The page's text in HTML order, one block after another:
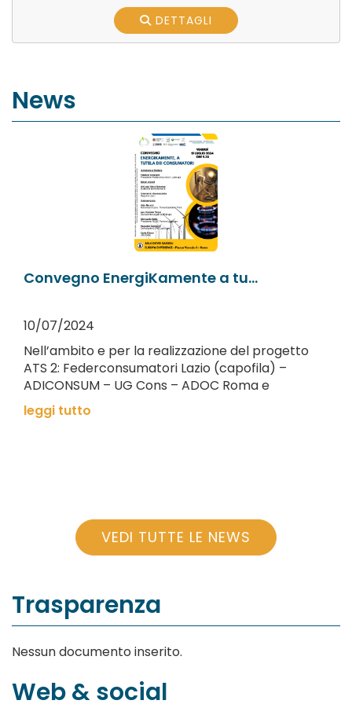
DETTAGLI
News
Convegno EnergiKamente a tu...
10/07/2024
Nell’ambito e per la realizzazione del progetto
ATS 2: Federconsumatori Lazio (capofila) –
ADICONSUM – UG Cons – ADOC Roma e
leggi tutto
VEDI TUTTE LE NEWS
Trasparenza
Nessun documento inserito.
Web & social